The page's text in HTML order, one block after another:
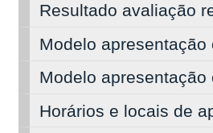
Resultado avaliação
Modelo
Modelo
Horários e locais de